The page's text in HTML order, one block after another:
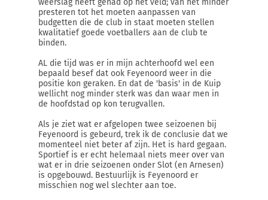
weerslag heeft gehad op het veld; van het minder
presteren tot het moeten aanpassen van
budgetten die de club in staat moeten stellen
kwalitatief goede voetballers aan de club te
binden.
AL die tijd was er in mijn achterhoofd wel een
bepaald besef dat ook Feyenoord weer in die
positie kon geraken. En dat de 'basis' in de Kuip
wellicht nog minder sterk was dan waar men in
de hoofdstad op kon terugvallen.
Als je ziet wat er afgelopen twee seizoenen bij
Feyenoord is gebeurd, trek ik de conclusie dat we
momenteel niet beter af zijn. Het is hard gegaan.
Sportief is er echt helemaal niets meer over van
wat er in drie seizoenen onder Slot (en Arnesen)
is opgebouwd. Bestuurlijk is Feyenoord er
misschien nog wel slechter aan toe.